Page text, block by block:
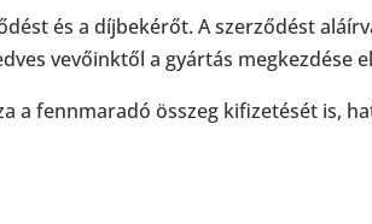
és a díjbekérőt. A szerződést
vevőinktől a gyártás megkezdése
a fennmaradó összeg kifizetését is,